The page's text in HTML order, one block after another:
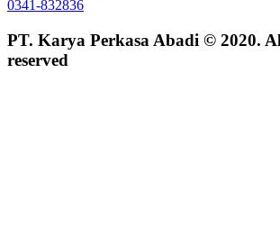
0341-832836
PT. Karya Perkasa Abadi © 2020.
reserved